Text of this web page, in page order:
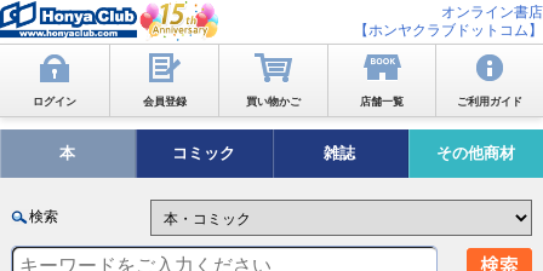
オンライン書店
【ホンヤクラブドットコム】
ログイン 会員登録 買い物かご 店舗一覧 ご利用ガイド
本 コミック 雑誌 その他商材
検索